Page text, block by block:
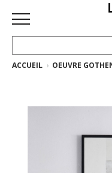
ACCUEIL
ACCUEIL OEUVRE